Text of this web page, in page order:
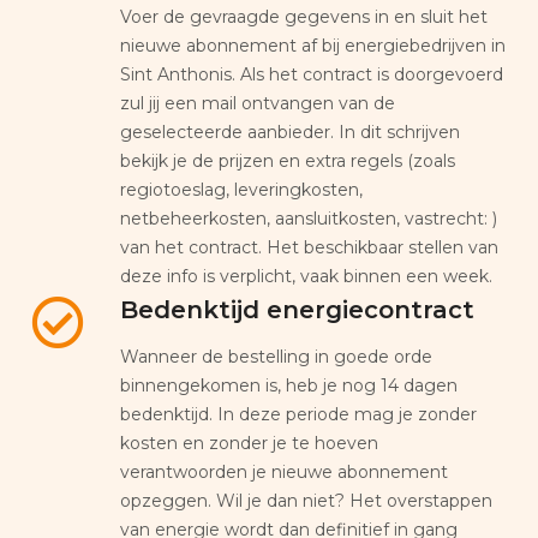
Voer de gevraagde gegevens in en sluit het
nieuwe abonnement af bij energiebedrijven in
Sint Anthonis. Als het contract is doorgevoerd
zul jij een mail ontvangen van de
geselecteerde aanbieder. In dit schrijven
bekijk je de prijzen en extra regels (zoals
regiotoeslag, leveringkosten,
netbeheerkosten, aansluitkosten, vastrecht: )
van het contract. Het beschikbaar stellen van
deze info is verplicht, vaak binnen een week.
Bedenktijd energiecontract
Wanneer de bestelling in goede orde
binnengekomen is, heb je nog 14 dagen
bedenktijd. In deze periode mag je zonder
kosten en zonder je te hoeven
verantwoorden je nieuwe abonnement
opzeggen. Wil je dan niet? Het overstappen
van energie wordt dan definitief in gang